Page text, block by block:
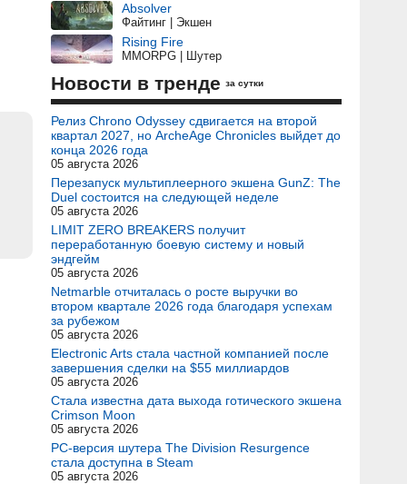
Absolver
Файтинг | Экшен
Rising Fire
MMORPG | Шутер
Новости в тренде за сутки
Релиз Chrono Odyssey сдвигается на второй
квартал 2027, но ArcheAge Chronicles выйдет до
конца 2026 года
05 августа 2026
Перезапуск мультиплеерного экшена GunZ: The
Duel состоится на следующей неделе
05 августа 2026
LIMIT ZERO BREAKERS получит
переработанную боевую систему и новый
эндгейм
05 августа 2026
Netmarble отчиталась о росте выручки во
втором квартале 2026 года благодаря успехам
за рубежом
05 августа 2026
Electronic Arts стала частной компанией после
завершения сделки на $55 миллиардов
05 августа 2026
Стала известна дата выхода готического экшена
Crimson Moon
05 августа 2026
PC-версия шутера The Division Resurgence
стала доступна в Steam
05 августа 2026